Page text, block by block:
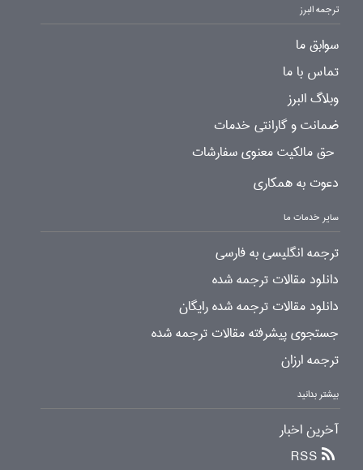
ترجمه البرز
سوابق ما
تماس با ما
وبلاگ البرز
ضمانت و گارانتی خدمات
حق مالکیت معنوی سفارشات
دعوت به همکاری
سایر خدمات ما
ترجمه انگلیسی به فارسی
دانلود مقالات ترجمه شده
دانلود مقالات ترجمه شده رایگان
جستجوی پیشرفته مقالات ترجمه شده
ترجمه ارزان
بیشتر بدانید
آخرین اخبار
RSS